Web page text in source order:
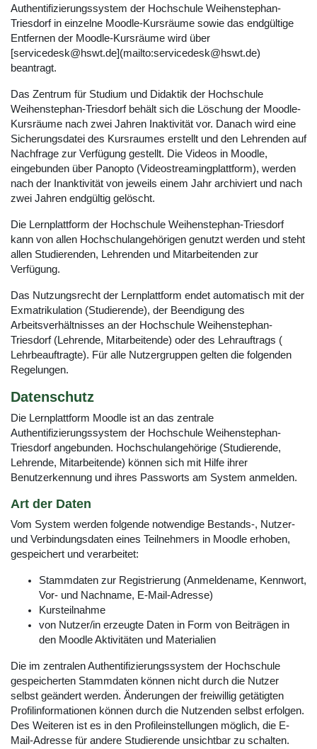
Authentifizierungssystem der Hochschule Weihenstephan-
Triesdorf in einzelne Moodle-Kursräume sowie das endgültige
Entfernen der Moodle-Kursräume wird über
[servicedesk@hswt.de](mailto:servicedesk@hswt.de)
beantragt.
Das Zentrum für Studium und Didaktik der Hochschule
Weihenstephan-Triesdorf behält sich die Löschung der Moodle-
Kursräume nach zwei Jahren Inaktivität vor. Danach wird eine
Sicherungsdatei des Kursraumes erstellt und den Lehrenden auf
Nachfrage zur Verfügung gestellt. Die Videos in Moodle,
eingebunden über Panopto (Videostreamingplattform), werden
nach der Inanktivität von jeweils einem Jahr archiviert und nach
zwei Jahren endgültig gelöscht.
Die Lernplattform der Hochschule Weihenstephan-Triesdorf
kann von allen Hochschulangehörigen genutzt werden und steht
allen Studierenden, Lehrenden und Mitarbeitenden zur
Verfügung.
Das Nutzungsrecht der Lernplattform endet automatisch mit der
Exmatrikulation (Studierende), der Beendigung des
Arbeitsverhältnisses an der Hochschule Weihenstephan-
Triesdorf (Lehrende, Mitarbeitende) oder des Lehrauftrags (
Lehrbeauftragte). Für alle Nutzergruppen gelten die folgenden
Regelungen.
Datenschutz
Die Lernplattform Moodle ist an das zentrale
Authentifizierungssystem der Hochschule Weihenstephan-
Triesdorf angebunden. Hochschulangehörige (Studierende,
Lehrende, Mitarbeitende) können sich mit Hilfe ihrer
Benutzerkennung und ihres Passworts am System anmelden.
Art der Daten
Vom System werden folgende notwendige Bestands-, Nutzer-
und Verbindungsdaten eines Teilnehmers in Moodle erhoben,
gespeichert und verarbeitet:
Stammdaten zur Registrierung (Anmeldename, Kennwort,
Vor- und Nachname, E-Mail-Adresse)
Kursteilnahme
von Nutzer/in erzeugte Daten in Form von Beiträgen in
den Moodle Aktivitäten und Materialien
Die im zentralen Authentifizierungssystem der Hochschule
gespeicherten Stammdaten können nicht durch die Nutzer
selbst geändert werden. Änderungen der freiwillig getätigten
Profilinformationen können durch die Nutzenden selbst erfolgen.
Des Weiteren ist es in den Profileinstellungen möglich, die E-
Mail-Adresse für andere Studierende unsichtbar zu schalten.